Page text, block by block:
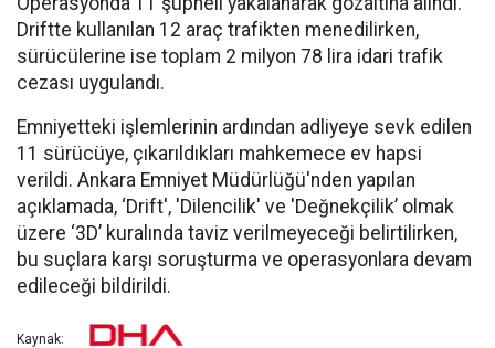
Driftte kullanılan 12 araç trafikten menedilirken,
sürücülerine ise toplam 2 milyon 78 lira idari trafik
cezası uygulandı.
Emniyetteki işlemlerinin ardından adliyeye sevk edilen
11 sürücüye, çıkarıldıkları mahkemece ev hapsi
verildi. Ankara Emniyet Müdürlüğü'nden yapılan
açıklamada, ‘Drift', 'Dilencilik' ve 'Değnekçilik’ olmak
üzere ‘3D’ kuralında taviz verilmeyeceği belirtilirken,
bu suçlara karşı soruşturma ve operasyonlara devam
edileceği bildirildi.
Kaynak: